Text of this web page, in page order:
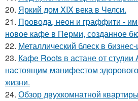
20. Яркий дом XIX века в Челси.
21. Провода, неон и граффити -
новое кафе в Перми, созданное
22. Металлический блеск в
23. Кафе Roots в астане от студии
настоящим манифестом
жизни.
24. Обзор двухкомнатной